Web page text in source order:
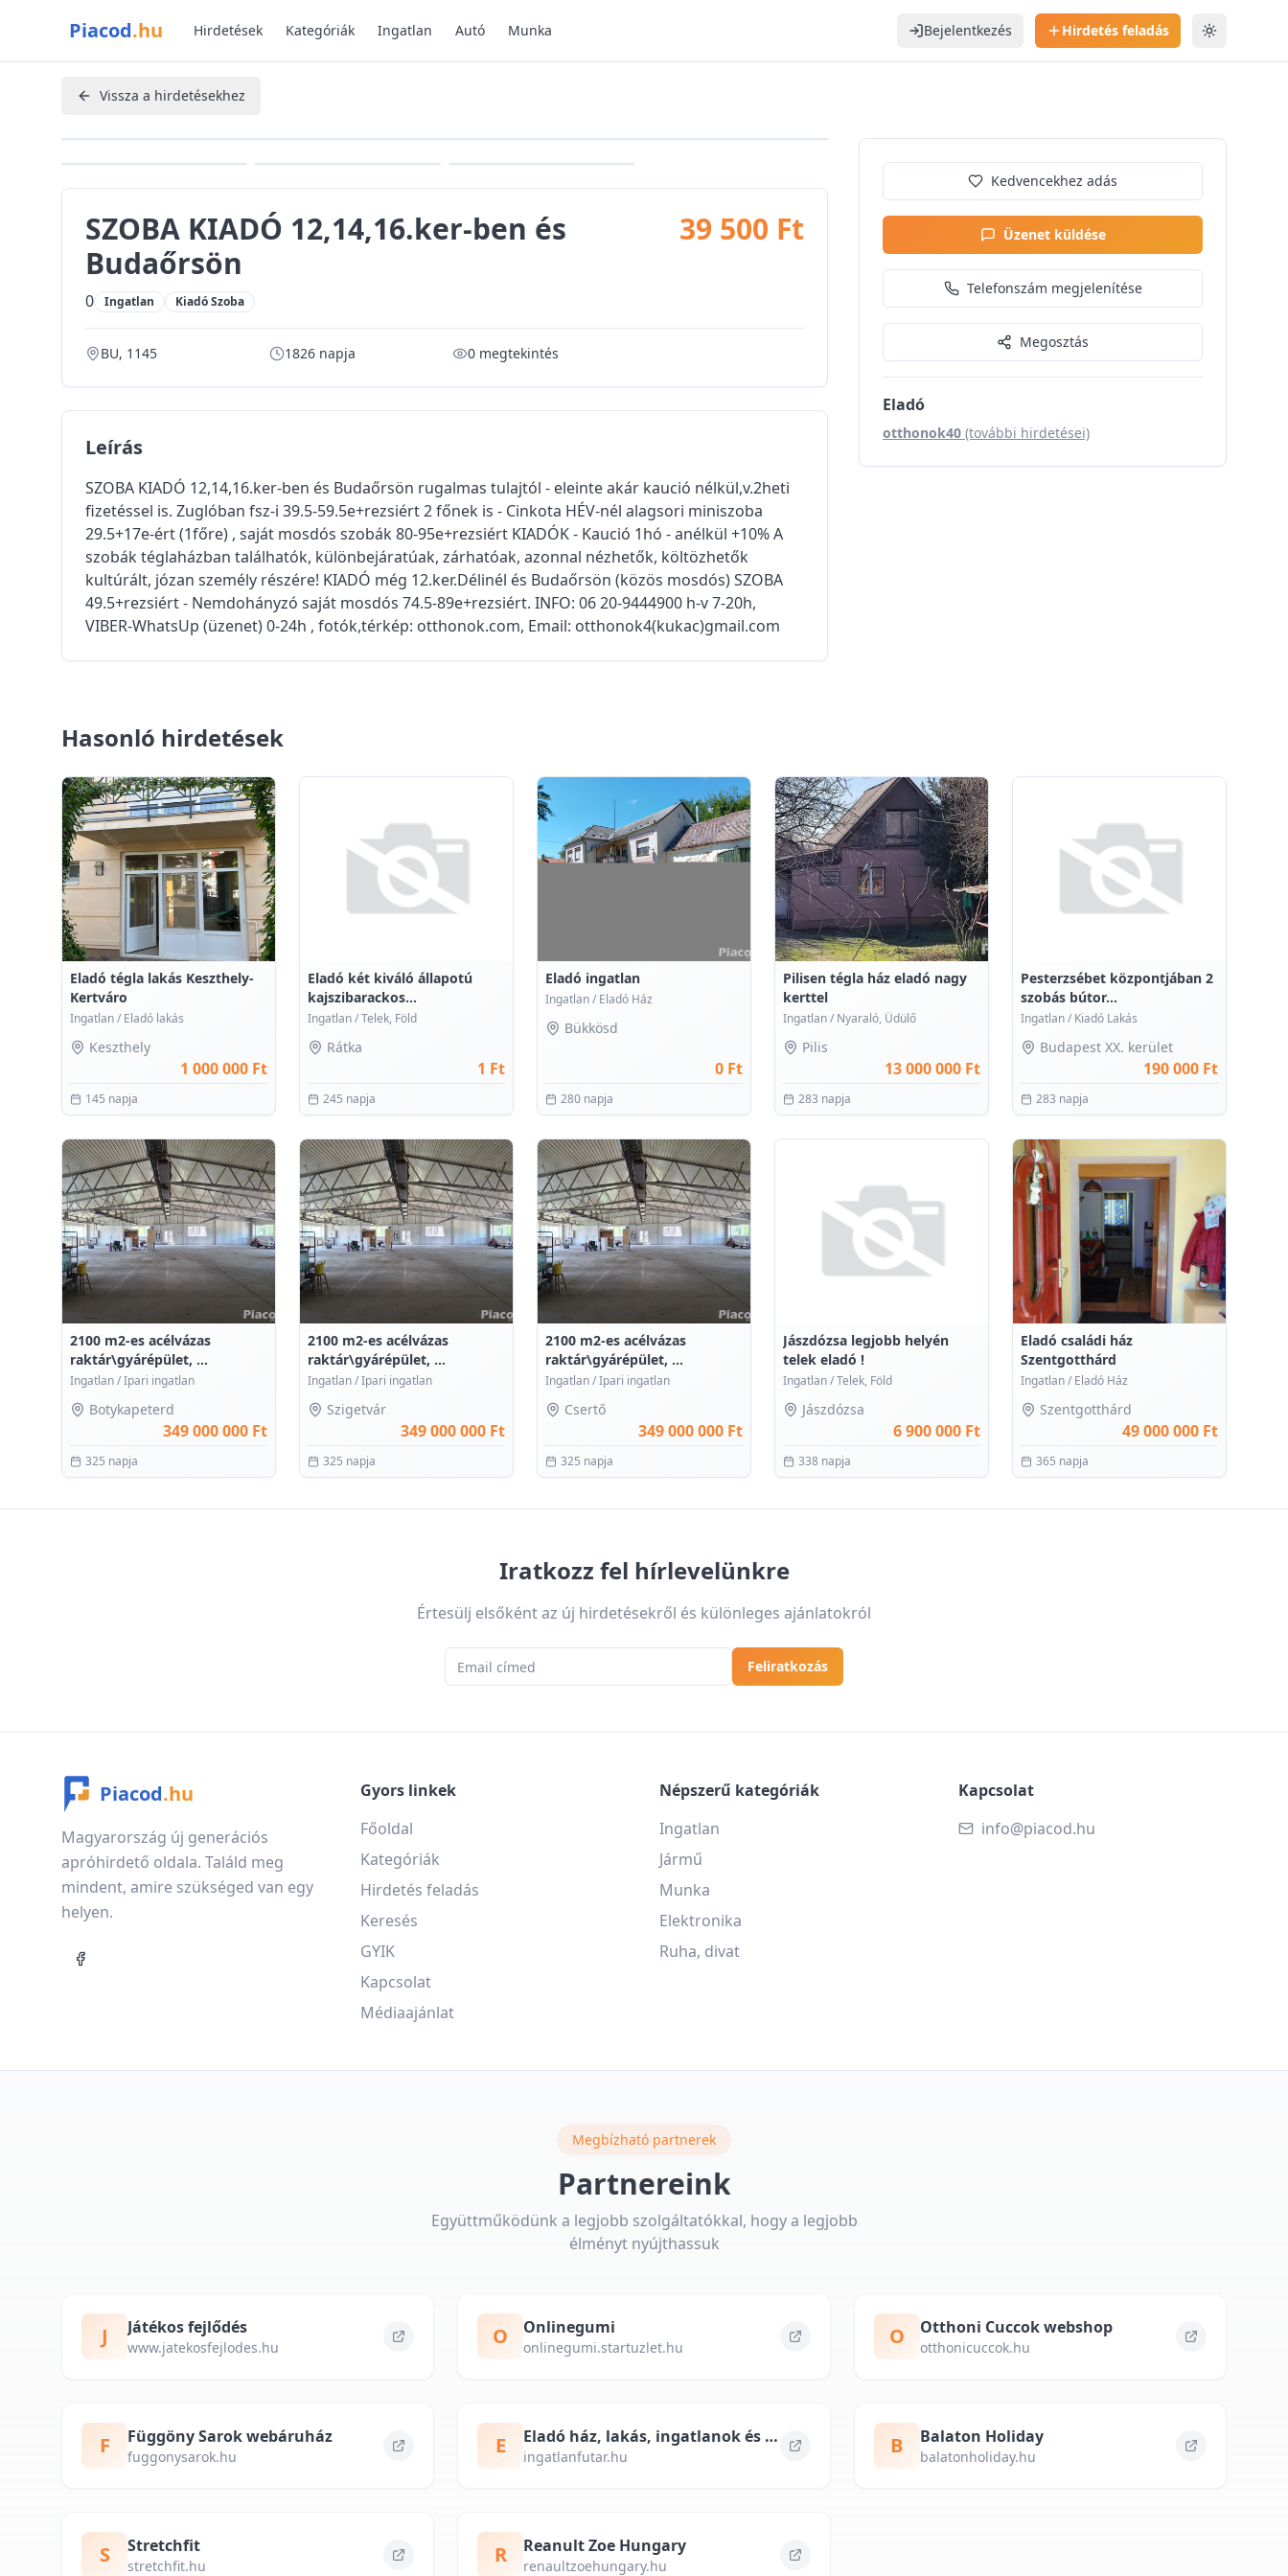
Piacod.hu Hirdetések Kategóriák Ingatlan Autó Munka Bejelentkezés Hirdetés feladás Téma váltás
Vissza a hirdetésekhez
SZOBA KIADÓ 12,14,16.ker-ben és
Budaőrsön
0 Ingatlan Kiadó Szoba
39 500 Ft
BU, 1145 1826 napja 0 megtekintés
Leírás
SZOBA KIADÓ 12,14,16.ker-ben és Budaőrsön rugalmas tulajtól - eleinte akár kaució nélkül,v.2heti
fizetéssel is. Zuglóban fsz-i 39.5-59.5e+rezsiért 2 főnek is - Cinkota HÉV-nél alagsori miniszoba
29.5+17e-ért (1főre) , saját mosdós szobák 80-95e+rezsiért KIADÓK - Kaució 1hó - anélkül +10% A
szobák téglaházban találhatók, különbejáratúak, zárhatóak, azonnal nézhetők, költözhetők
kultúrált, józan személy részére! KIADÓ még 12.ker.Délinél és Budaőrsön (közös mosdós) SZOBA
49.5+rezsiért - Nemdohányzó saját mosdós 74.5-89e+rezsiért. INFO: 06 20-9444900 h-v 7-20h,
VIBER-WhatsUp (üzenet) 0-24h , fotók,térkép: otthonok.com, Email: otthonok4(kukac)gmail.com
Kedvencekhez adás
Üzenet küldése
Telefonszám megjelenítése
Megosztás
Eladó
otthonok40 (további hirdetései)
Hasonló hirdetések
0
Eladó tégla lakás Keszthely-
Kertváro
Ingatlan/ Eladó lakás
Keszthely
1 000 000 Ft
145 napja
Eladó két kiváló állapotú
kajszibarackos...
Ingatlan/Telek, Föld
Rátka
1 Ft
245 napja
0
Eladó ingatlan
Ingatlan/ Eladó Ház
Bükkösd
0 Ft
280 napja
0
Pilisen tégla ház eladó nagy
kerttel
Ingatlan/ Nyaraló, Üdülő
Pilis
13 000 000 Ft
283 napja
Pesterzsébet központjában 2
szobás bútor...
Ingatlan/ Kiadó Lakás
Budapest XX. kerület
190 000 Ft
283 napja
0
2100 m2-es acélvázas
raktár\gyárépület, ...
Ingatlan/Ipari ingatlan
Botykapeterd
349 000 000 Ft
325 napja
0
2100 m2-es acélvázas
raktár\gyárépület, ...
Ingatlan/Ipari ingatlan
Szigetvár
349 000 000 Ft
325 napja
0
2100 m2-es acélvázas
raktár\gyárépület, ...
Ingatlan/Ipari ingatlan
Csertő
349 000 000 Ft
325 napja
Jászdózsa legjobb helyén
telek eladó !
Ingatlan/Telek, Föld
Jászdózsa
6 900 000 Ft
338 napja
0
Eladó családi ház
Szentgotthárd
Ingatlan/ Eladó Ház
Szentgotthárd
49 000 000 Ft
365 napja
Iratkozz fel hírlevelünkre
Értesülj elsőként az új hirdetésekről és különleges ajánlatokról
Email cím Feliratkozás
Piacod.hu
Magyarország új generációs
apróhirdető oldala. Találd meg
mindent, amire szükséged van egy
helyen.
Gyors linkek
Főoldal
Kategóriák
Hirdetés feladás
Keresés
GYIK
Kapcsolat
Médiaajánlat
Népszerű kategóriák
Ingatlan
Jármű
Munka
Elektronika
Ruha, divat
Kapcsolat
info@piacod.hu
Megbízható partnerek
Partnereink
Együttműködünk a legjobb szolgáltatókkal, hogy a legjobb
élményt nyújthassuk
J Játékos fejlődés
www.jatekosfejlodes.hu O Onlinegumi
onlinegumi.startuzlet.hu O Otthoni Cuccok webshop
otthonicuccok.hu
F Függöny Sarok webáruház
fuggonysarok.hu E Eladó ház, lakás, ingatlanok és kiadó albérlet – ingatlanfutar.hu
ingatlanfutar.hu B Balaton Holiday
balatonholiday.hu
S Stretchfit
stretchfit.hu R Reanult Zoe Hungary
renaultzoehungary.hu